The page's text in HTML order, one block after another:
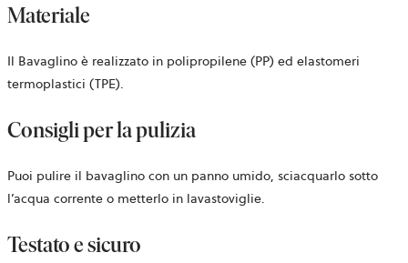
Materiale
Il Bavaglino è realizzato in polipropilene (PP) ed elastomeri
termoplastici (TPE).
Consigli per la pulizia
Puoi pulire il bavaglino con un panno umido, sciacquarlo sotto
l’acqua corrente o metterlo in lavastoviglie.
Testato e sicuro